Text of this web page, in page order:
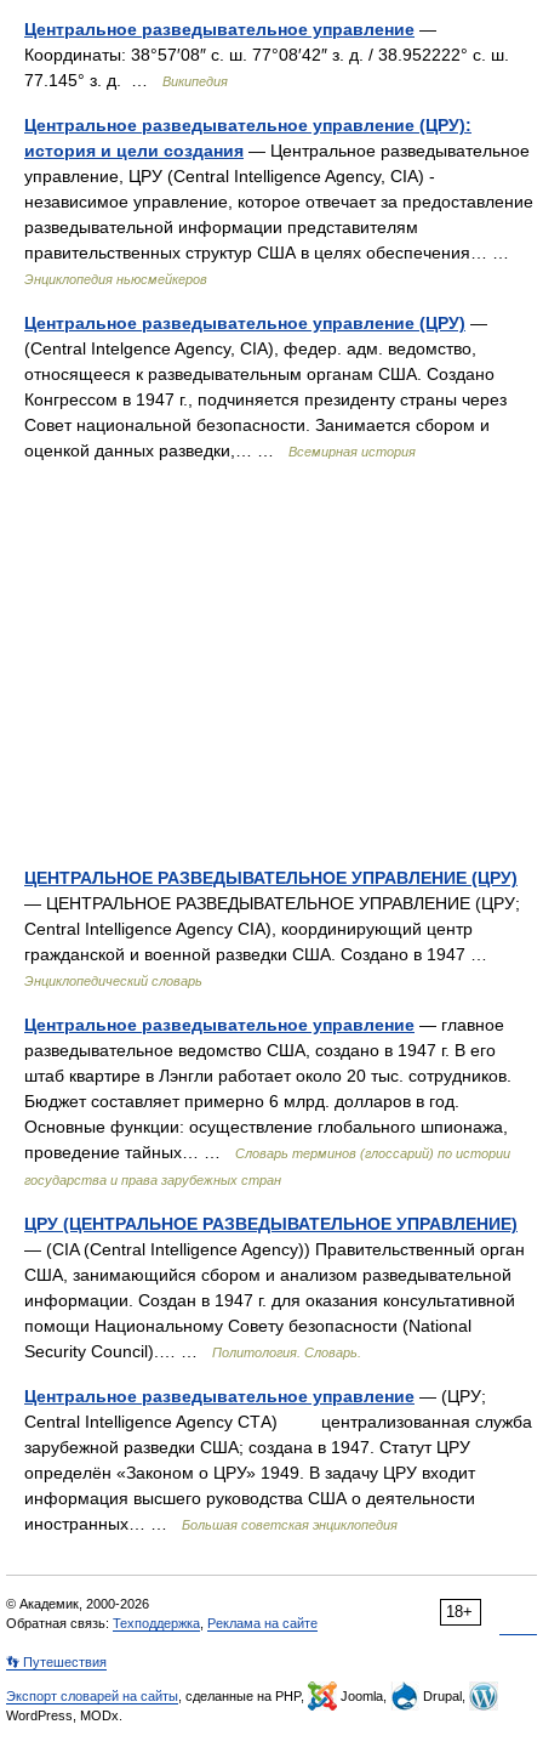
Центральное разведывательное управление —
Координаты: 38°57′08″ с. ш. 77°08′42″ з. д. / 38.952222° с. ш.
77.145° з. д. …
Википедия
Центральное разведывательное управление (ЦРУ):
история и цели создания — Центральное разведывательное
управление, ЦРУ (Central Intelligence Agency, CIA) ‑
независимое управление, которое отвечает за предоставление
разведывательной информации представителям
правительственных структур США в целях обеспечения… …
Энциклопедия ньюсмейкеров
Центральное разведывательное управление (ЦРУ) —
(Central Intelgence Agency, CIA), федер. адм. ведомство,
относящееся к разведывательным органам США. Создано
Конгрессом в 1947 г., подчиняется президенту страны через
Совет национальной безопасности. Занимается сбором и
оценкой данных разведки,… …
Всемирная история
ЦЕНТРАЛЬНОЕ РАЗВЕДЫВАТЕЛЬНОЕ УПРАВЛЕНИЕ (ЦРУ)
— ЦЕНТРАЛЬНОЕ РАЗВЕДЫВАТЕЛЬНОЕ УПРАВЛЕНИЕ (ЦРУ;
Central Intelligence Agency CIA), координирующий центр
гражданской и военной разведки США. Создано в 1947 …
Энциклопедический словарь
Центральное разведывательное управление — главное
разведывательное ведомство США, создано в 1947 г. В его
штаб квартире в Лэнгли работает около 20 тыс. сотрудников.
Бюджет составляет примерно 6 млрд. долларов в год.
Основные функции: осуществление глобального шпионажа,
проведение тайных… …
Словарь терминов (глоссарий) по истории
государства и права зарубежных стран
ЦРУ (ЦЕНТРАЛЬНОЕ РАЗВЕДЫВАТЕЛЬНОЕ УПРАВЛЕНИЕ)
— (CIA (Central Intelligence Agency)) Правительственный орган
США, занимающийся сбором и анализом разведывательной
информации. Создан в 1947 г. для оказания консультативной
помощи Национальному Совету безопасности (National
Security Council).… …
Политология. Словарь.
Центральное разведывательное управление — (ЦРУ;
Central Intelligence Agency СТА) централизованная служба
зарубежной разведки США; создана в 1947. Статут ЦРУ
определён «Законом о ЦРУ» 1949. В задачу ЦРУ входит
информация высшего руководства США о деятельности
иностранных… …
Большая советская энциклопедия
18+
© Академик, 2000-2026
Обратная связь: Техподдержка Реклама на сайте
👣 Путешествия
Экспорт словарей на сайты , сделанные на PHP, Joomla,
Drupal,
WordPress, MODx.